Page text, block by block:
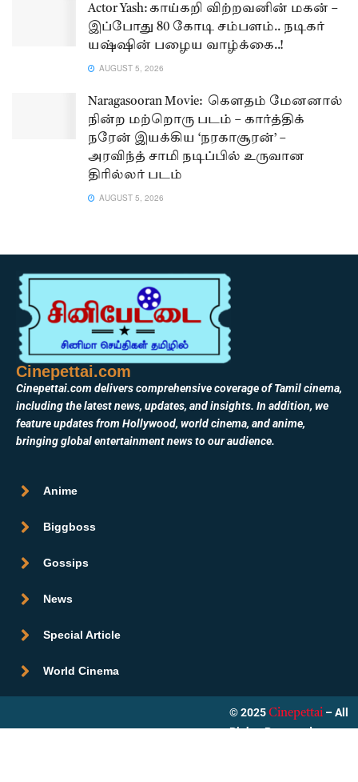
Actor Yash: காய்கறி விற்றவனின் மகன் –
இப்போது 80 கோடி சம்பளம்.. நடிகர்
யஷ்ஷின் பழைய வாழ்க்கை..!
AUGUST 5, 2026
Naragasooran Movie: கௌதம் மேனனால்
நின்ற மற்றொரு படம் – கார்த்திக்
நரேன் இயக்கிய ‘நரகாசூரன்’ –
அரவிந்த் சாமி நடிப்பில் உருவான
திரில்லர் படம்
AUGUST 5, 2026
Cinepettai.com
Cinepettai.com delivers comprehensive coverage of Tamil cinema,
including the latest news, updates, and insights. In addition, we
feature updates from Hollywood, world cinema, and anime,
bringing global entertainment news to our audience.
Anime
Biggboss
Gossips
News
Special Article
World Cinema
© 2025 Cinepettai – All
Rights Reserved